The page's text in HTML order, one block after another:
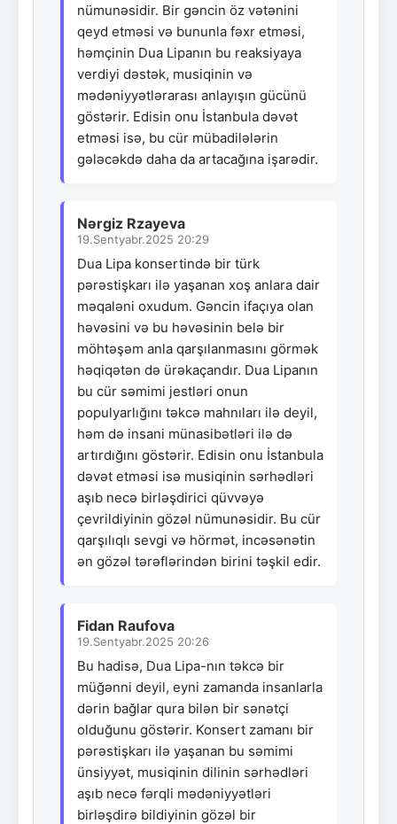
nümunəsidir. Bir gəncin öz vətənini
qeyd etməsi və bununla fəxr etməsi,
həmçinin Dua Lipanın bu reaksiyaya
verdiyi dəstək, musiqinin və
mədəniyyətlərarası anlayışın gücünü
göstərir. Edisin onu İstanbula dəvət
etməsi isə, bu cür mübadilələrin
gələcəkdə daha da artacağına işarədir.
Nərgiz Rzayeva
19.Sentyabr.2025 20:29
Dua Lipa konsertində bir türk
pərəstişkarı ilə yaşanan xoş anlara dair
məqaləni oxudum. Gəncin ifaçıya olan
həvəsini və bu həvəsinin belə bir
möhtəşəm anla qarşılanmasını görmək
həqiqətən də ürəkaçandır. Dua Lipanın
bu cür səmimi jestləri onun
populyarlığını təkcə mahnıları ilə deyil,
həm də insani münasibətləri ilə də
artırdığını göstərir. Edisin onu İstanbula
dəvət etməsi isə musiqinin sərhədləri
aşıb necə birləşdirici qüvvəyə
çevrildiyinin gözəl nümunəsidir. Bu cür
qarşılıqlı sevgi və hörmət, incəsənətin
ən gözəl tərəflərindən birini təşkil edir.
Fidan Raufova
19.Sentyabr.2025 20:26
Bu hadisə, Dua Lipa-nın təkcə bir
müğənni deyil, eyni zamanda insanlarla
dərin bağlar qura bilən bir sənətçi
olduğunu göstərir. Konsert zamanı bir
pərəstişkarı ilə yaşanan bu səmimi
ünsiyyət, musiqinin dilinin sərhədləri
aşıb necə fərqli mədəniyyətləri
birləşdirə bildiyinin gözəl bir